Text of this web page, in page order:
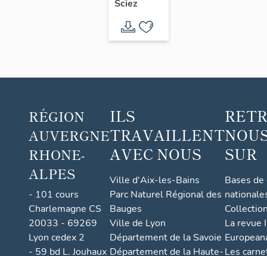
du
Guidou,
désaffecté
Sciez
RÉGION
AUVERGNE
RHONE-
ALPES
- 101 cours
Charlemagne CS
20033 - 69269
Lyon cedex 2
- 59 bd L. Jouhaux
ILS
TRAVAILLENT
AVEC NOUS
Ville d'Aix-les-Bains
Parc Naturel Régional des
Bauges
Ville de Lyon
Département de la Savoie
Département de la Haute-
SUR
Bases
La revue
Les